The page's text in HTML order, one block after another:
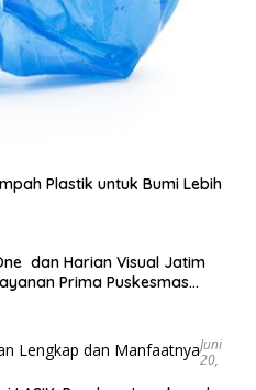
Plastik untuk Bumi Lebih
dan Harian Visual Jatim
Prima Puskesmas
Juni
20,